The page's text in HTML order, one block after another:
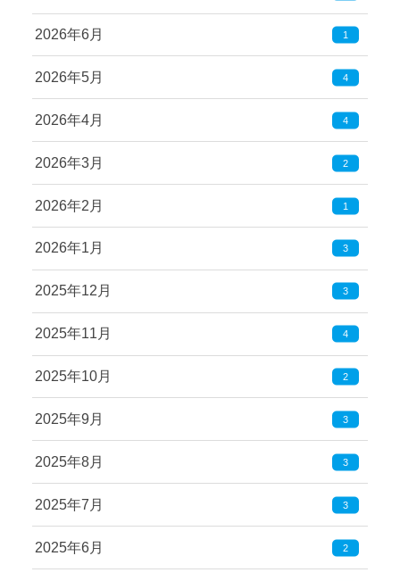
2026年6月 1
2026年5月 4
2026年4月 4
2026年3月 2
2026年2月 1
2026年1月 3
2025年12月 3
2025年11月 4
2025年10月 2
2025年9月 3
2025年8月 3
2025年7月 3
2025年6月 2